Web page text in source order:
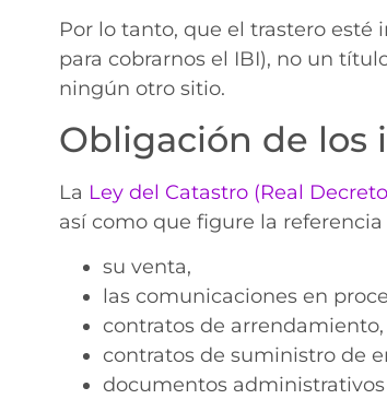
Por lo tanto, que el trastero esté
para cobrarnos el IBI), no un
ningún otro sitio.
Obligación de los
La Ley del Catastro (Real
así como que figure la
su venta,
las comunicaciones en
contratos de arrendamiento,
contratos de suministro de
documentos